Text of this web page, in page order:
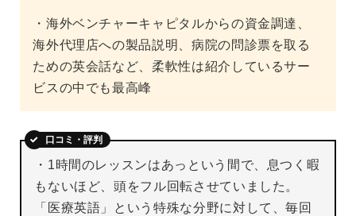
・海外ベンチャーキャピタルからの資金調達、
海外代理店への製品説明、病院の問診票を取る
ための英会話など、柔軟性は紹介しているサー
ビスの中でも最高峰
口コミ・評判
・1時間のレッスンはあっという間で、息つく暇
もないほど、頭をフル回転させていました。
「医療英語」という特殊な分野に対して、毎回